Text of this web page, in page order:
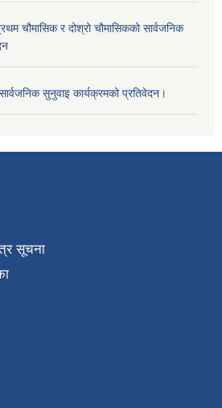
चौमासिक र दोश्रो चौमासिकको सार्वजनिक
सुनुवाइ कार्यक्रमको प्रतिवेदन।
सूचना